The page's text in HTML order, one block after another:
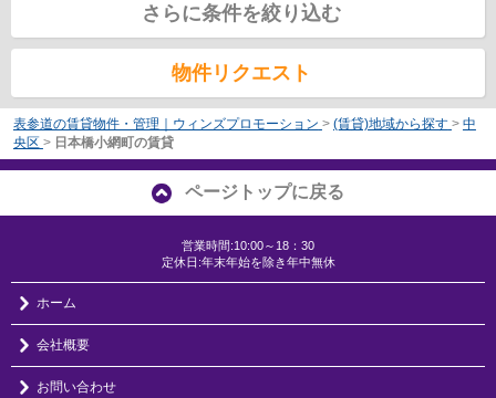
さらに条件を絞り込む
物件リクエスト
表参道の賃貸物件・管理｜ウィンズプロモーション > (賃貸)地域から探す > 中
央区 > 日本橋小網町の賃貸
ページトップに戻る
営業時間:10:00～18：30
定休日:年末年始を除き年中無休
ホーム
会社概要
お問い合わせ